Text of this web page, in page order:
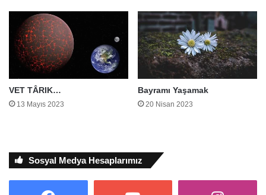
VET TÂRIK…
13 Mayıs 2023
Bayramı Yaşamak
20 Nisan 2023
Sosyal Medya Hesaplarımız